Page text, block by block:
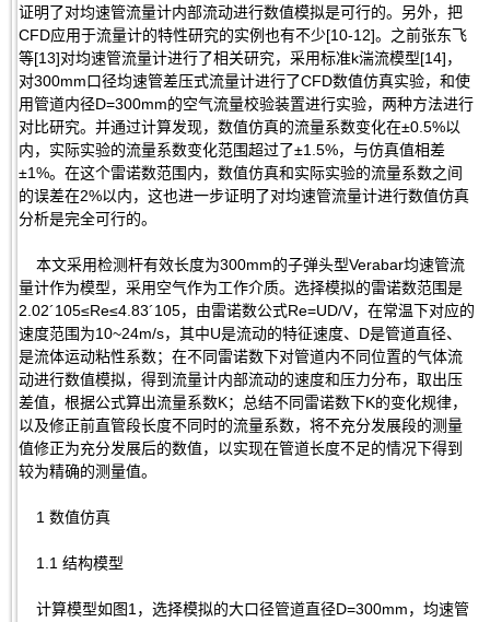
证明了对均速管流量计内部流动进行数值模拟是可行的。另外，把
CFD应用于流量计的特性研究的实例也有不少[10-12]。之前张东飞
等[13]对均速管流量计进行了相关研究，采用标准k湍流模型[14]，
对300mm口径均速管差压式流量计进行了CFD数值仿真实验，和使
用管道内径D=300mm的空气流量校验装置进行实验，两种方法进行
对比研究。并通过计算发现，数值仿真的流量系数变化在±0.5%以
内，实际实验的流量系数变化范围超过了±1.5%，与仿真值相差
±1%。在这个雷诺数范围内，数值仿真和实际实验的流量系数之间
的误差在2%以内，这也进一步证明了对均速管流量计进行数值仿真
分析是完全可行的。
本文采用检测杆有效长度为300mm的子弹头型Verabar均速管流
量计作为模型，采用空气作为工作介质。选择模拟的雷诺数范围是
2.02´105≤Re≤4.83´105，由雷诺数公式Re=UD/V，在常温下对应的
速度范围为10~24m/s，其中U是流动的特征速度、D是管道直径、
是流体运动粘性系数；在不同雷诺数下对管道内不同位置的气体流
动进行数值模拟，得到流量计内部流动的速度和压力分布，取出压
差值，根据公式算出流量系数K；总结不同雷诺数下K的变化规律，
以及修正前直管段长度不同时的流量系数，将不充分发展段的测量
值修正为充分发展后的数值，以实现在管道长度不足的情况下得到
较为精确的测量值。
1 数值仿真
1.1 结构模型
计算模型如图1，选择模拟的大口径管道直径D=300mm，均速管